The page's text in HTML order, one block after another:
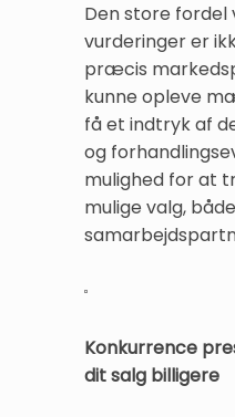
Den store fordel
vurderinger er
præcis
kunne opleve
få et indtryk af
og
mulighed for at
mulige valg,
Konkurrence
dit salg billigere